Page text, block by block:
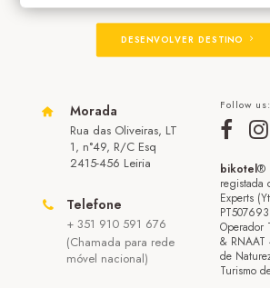
DESENVOLVER DESTINO
Morada
Rua das Oliveiras, LT
1, n°49, R/C Esq
2415-456 Leiria
Telefone
+ 351 910 591 676
(Chamada para rede
móvel nacional)
Follow us:
bikotel®
registada
Experts
Operador
&
de
Turismo